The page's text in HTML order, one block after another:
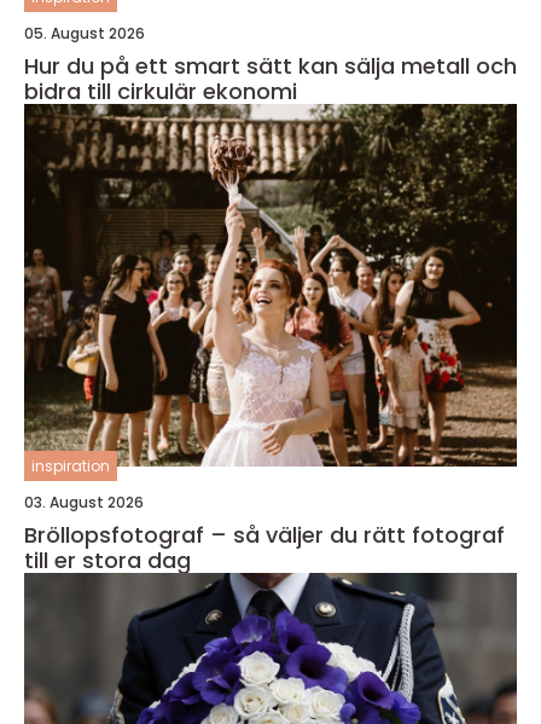
05. August 2026
Hur du på ett smart sätt kan sälja metall och
bidra till cirkulär ekonomi
inspiration
03. August 2026
Bröllopsfotograf – så väljer du rätt fotograf
till er stora dag